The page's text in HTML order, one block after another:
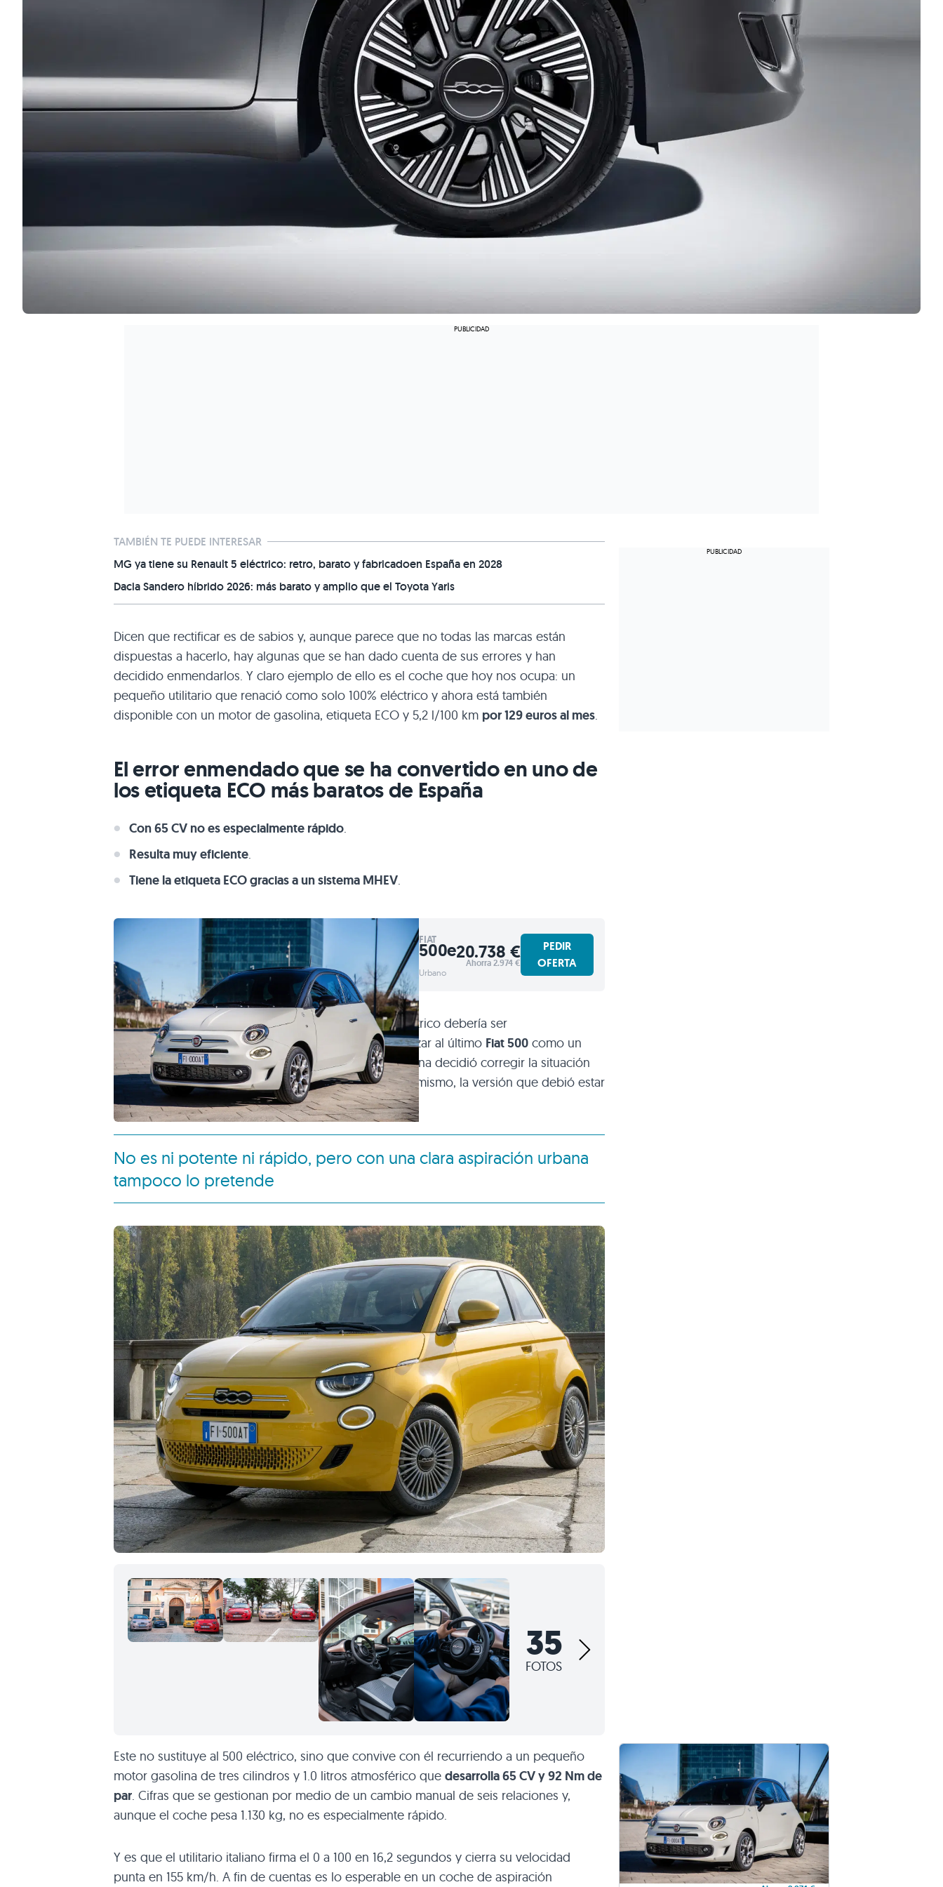
TAMBIÉN TE PUEDE INTERESAR
MG ya tiene su Renault 5 eléctrico: retro, barato y fabricadoen España en 2028
Dacia Sandero híbrido 2026: más barato y amplio que el Toyota Yaris
Dicen que rectificar es de sabios y, aunque parece que no todas las marcas están
dispuestas a hacerlo, hay algunas que se han dado cuenta de sus errores y han
decidido enmendarlos. Y claro ejemplo de ello es el coche que hoy nos ocupa: un
pequeño utilitario que renació como solo 100% eléctrico y ahora está también
disponible con un motor de gasolina, etiqueta ECO y 5,2 l/100 km por 129 euros al mes.
El error enmendado que se ha convertido en uno de
los etiqueta ECO más baratos de España
Con 65 CV no es especialmente rápido.
Resulta muy eficiente.
Tiene la etiqueta ECO gracias a un sistema MHEV.
FIAT
500e
Urbano
20.738 €
Ahorra 2.974 €
PEDIR
OFERTA
Y aunque personalmente considero que el coche eléctrico debería ser
fundamentalmente urbano,Fiat cometió un error al lanzar al último Fiat 500 como un
coche únicamente eléctrico. Fruto de ello, la firma italiana decidió corregir la situación
lanzando al mercado al Fiat 500 Hybrid, o lo que es lo mismo, la versión que debió estar
ahí desde el principio.
No es ni potente ni rápido, pero con una clara aspiración urbana
tampoco lo pretende
35
FOTOS
Este no sustituye al 500 eléctrico, sino que convive con él recurriendo a un pequeño
motor gasolina de tres cilindros y 1.0 litros atmosférico que desarrolla 65 CV y 92 Nm de
par. Cifras que se gestionan por medio de un cambio manual de seis relaciones y,
aunque el coche pesa 1.130 kg, no es especialmente rápido.
Y es que el utilitario italiano firma el 0 a 100 en 16,2 segundos y cierra su velocidad
punta en 155 km/h. A fin de cuentas es lo esperable en un coche de aspiración